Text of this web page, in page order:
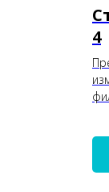
4